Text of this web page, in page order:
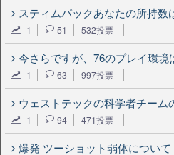
スティムパックあなたの所持数
1 51 532投票
今さらですが、76のプレイ環境
1 63 997投票
ウェストテックの科学者チーム
1 94 471投票
爆発 ツーショット弱体について